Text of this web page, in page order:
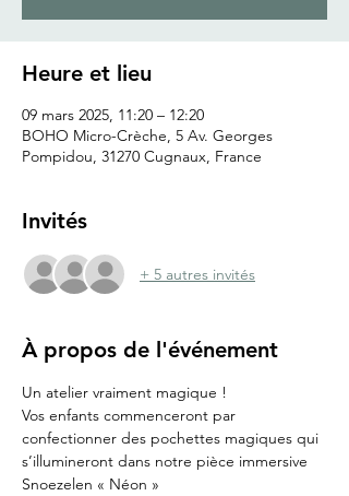
Heure et lieu
09 mars 2025, 11:20 – 12:20
BOHO Micro-Crèche, 5 Av. Georges
Pompidou, 31270 Cugnaux, France
Invités
+ 5 autres invités
À propos de l'événement
Un atelier vraiment magique !
Vos enfants commenceront par
confectionner des pochettes magiques qui
s’illumineront dans notre pièce immersive
Snoezelen « Néon »